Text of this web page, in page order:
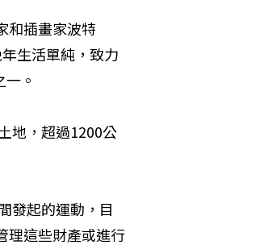
和插畫家波特
生活單純，致力
。
地，超過1200公
發起的運動，目
理這些財產或進行